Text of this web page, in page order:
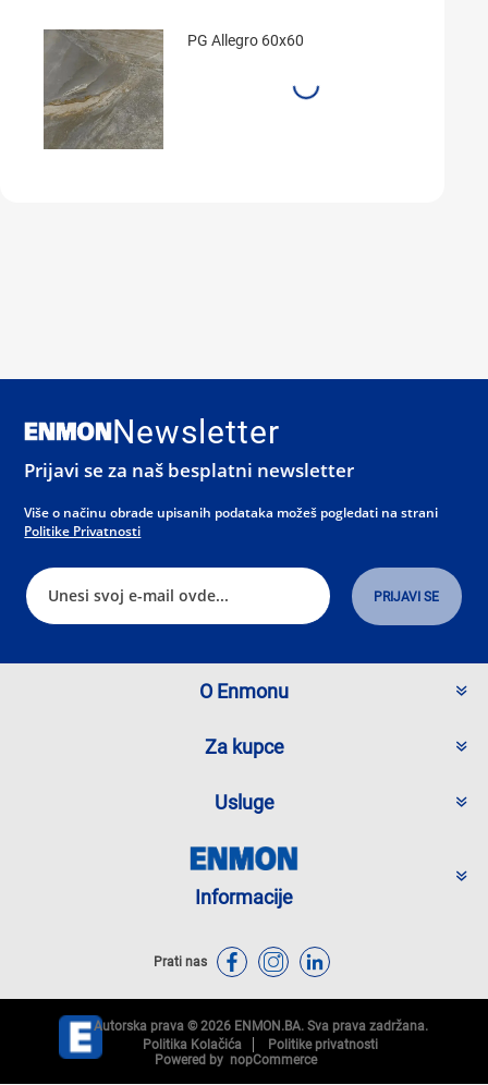
PG Allegro 60x60
Newsletter
Prijavi se za naš besplatni newsletter
Više o načinu obrade upisanih podataka možeš pogledati na strani
Politike Privatnosti
O Enmonu
Za kupce
Usluge
Informacije
Prati nas
Autorska prava © 2026 ENMON.BA. Sva prava zadržana.
Politika Kolačića
Politike privatnosti
Powered by nopCommerce